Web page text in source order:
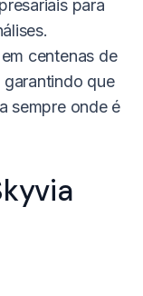
para
centenas de
que
sempre onde é